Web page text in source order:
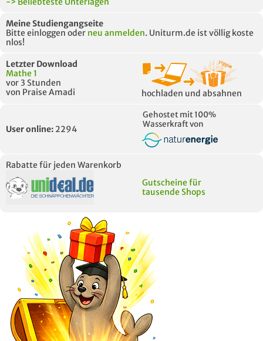
Meine Studiengangseite
Bitte einloggen oder neu anmelden. Uniturm.de ist völlig koste
nlos!
Letzter Download
Mathe 1
vor 3 Stunden
von Praise Amadi
hochladen und absahnen
User online: 2294
Gehostet mit 100%
Wasserkraft von
Rabatte für jeden Warenkorb
Gutscheine für
tausende Shops